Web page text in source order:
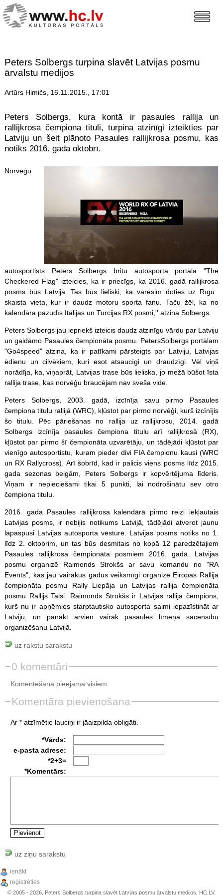
Peters Solbergs turpina slavēt Latvijas posmu
ārvalstu medijos
Artūrs Himičs, 16.11.2015., 17:01
Peters Solbergs, kura kontā ir pasaules rallija un
rallijkrosa čempiona tituli, turpina atzinīgi izteikties par
Latviju un šeit plānoto Pasaules rallijkrosa posmu, kas
notiks 2016. gada oktobrī.
Norvēģu
autosportists Peters Solbergs britu autosporta portālā "The
Checkered Flag" izteicies, ka ir priecīgs, ka 2016. gadā rallijkrosa
posms būs Latvijā. Tas būs lieliski, ka varēsim doties uz Rīgu 
skaista vieta, kur ir daudz motoru sporta fanu. Taču žēl, ka no
kalendāra pazudīs Itālijas un Turcijas RX posmi,'' atzina Solbergs.
Peters Solbergs jau iepriekš izteicis daudz atzinīgu vārdu par Latviju
un gaidāmo Pasaules čempionāta posmu. PetersSolbergs portālam
"Go4speed" atzina, ka ir patīkami pārsteigts par Latviju, Latvijas
ēdienu un cilvēkiem, kuri esot atsaucīgi un draudzīgi. Vēl viņš
norādīja, ka, viņaprāt, Latvijas trase būs lieliska, jo mežā būšot īsta
rallija trase, kas norvēģu braucējam nav sveša vide.
Peters Solbergs, 2003. gadā, izcīnīja savu pirmo Pasaules
čempiona titulu rallijā (WRC), kļūstot par pirmo norvēģi, kurš izcīnījis
šo titulu. Pēc pāriešanas no rallija uz rallijkrosu, 2014. gadā
Solbergs izcīnīja pasaules čempiona titulu arī rallijkrosā (RX),
kļūstot par pirmo šī čempionāta uzvarētāju, un tādējādi kļūstot par
vienīgo autosportistu, kuram pieder divi FIA čempionu kausi (WRC
un RX Rallycross). Arī šobrīd, kad ir palicis viens posms līdz 2015.
gada sezonas beigām, Peters Solbergs ir kopvērtējuma līderis.
Viņam ir nepieciešami tikai 5 punkti, lai nodrošinātu sev otro
čempiona titulu.
2016. gada Pasaules rallijkrosa kalendārā pirmo reizi iekļautais
Latvijas posms, ir nebijis notikums Latvijā, tādējādi atverot jaunu
lapaspusi Latvijas autosporta vēsturē. Latvijas posms notiks no 1.
līdz 2. oktobrim, un tas būs desmitais no kopā 12 paredzētajiem
Pasaules rallijkrosa čempionāta posmiem 2016. gadā. Latvijas
posmu organizē Raimonds Strokšs ar savu komandu no "RA
Events", kas jau vairākus gadus veiksmīgi organizē Eiropas Rallija
čempionāta posmu Rally Liepāja un Latvijas rallija čempionāta
posmu Rallijs Talsi. Raimonds Strokšs ir Latvijas rallija čempions,
kurš nu ir apņēmies starptautisko autosporta saimi iepazīstināt ar
Latviju, un panākt arvien vairāk pasaules līmeņa sacensību
organizēšanu Latvijā.
uz rakstu sarakstu
0 komentāri
Komentēšana pieejama visiem.
Komentāra pievienošana
Ar * atzīmētie lauciņi ir jāaizpilda obligāti.
*Vārds:
e-pasta adrese:
*2+3=
*Komentārs:
uz ziņu sarakstu
ienākt
reģistrēties
© 2005 - 2026, Peters Solbergs turpina slavēt Latvijas posmu ārvalstu medijos, HC.LV.